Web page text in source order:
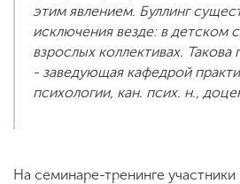
этим явлением. Буллинг
исключения везде: в детском
взрослых коллективах. Такова
- заведующая кафедрой
психологии, кан. псих. н.,
На семинаре-тренинге участники